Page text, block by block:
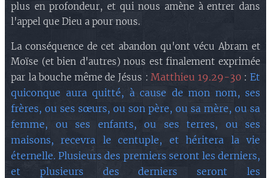
plus en profondeur, et qui nous amène à entrer dans
l'appel que Dieu a pour nous.
La conséquence de cet abandon qu'ont vécu Abram et
Moïse (et bien d'autres) nous est finalement exprimée
par la bouche même de Jésus :Matthieu 19.29-30 :Et
quiconque aura quitté, à cause de mon nom, ses
frères, ou ses sœurs, ou son père, ou sa mère, ou sa
femme, ou ses enfants, ou ses terres, ou ses
maisons, recevra le centuple, et héritera la vie
éternelle. Plusieurs des premiers seront les derniers,
et plusieurs des derniers seront les